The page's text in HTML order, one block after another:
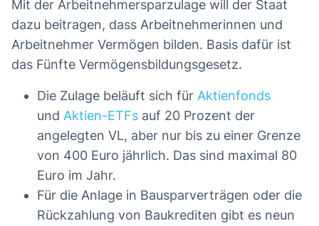
Mit der Arbeitnehmersparzulage will der Staat
dazu beitragen, dass Arbeitnehmerinnen und
Arbeitnehmer Vermögen bilden. Basis dafür ist
das Fünfte Vermögensbildungsgesetz.
Die Zulage beläuft sich für Aktienfonds
und Aktien-ETFs auf 20 Prozent der
angelegten VL, aber nur bis zu einer Grenze
von 400 Euro jährlich. Das sind maximal 80
Euro im Jahr.
Für die Anlage in Bausparverträgen oder die
Rückzahlung von Baukrediten gibt es neun